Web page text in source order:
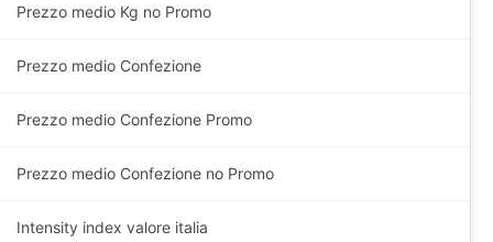
Prezzo medio Kg no Promo
Prezzo medio Confezione
Prezzo medio Confezione Promo
Prezzo medio Confezione no Promo
Intensity index valore italia